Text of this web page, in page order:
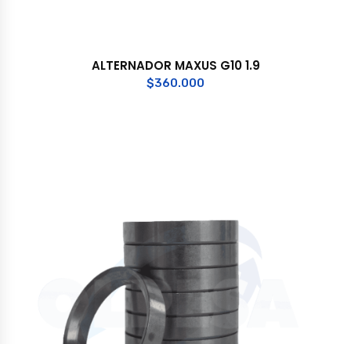
ALTERNADOR MAXUS G10 1.9
$360.000